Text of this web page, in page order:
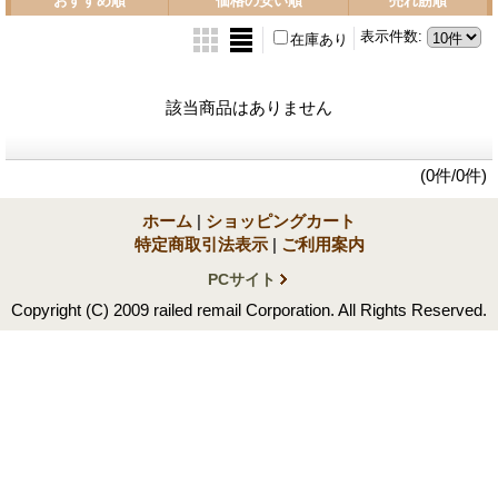
表示件数:
在庫あり
該当商品はありません
(0件/0件)
ホーム | ショッピングカート
特定商取引法表示 | ご利用案内
PCサイト
Copyright (C) 2009 railed remail Corporation. All Rights Reserved.